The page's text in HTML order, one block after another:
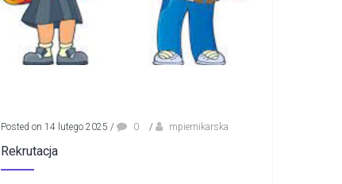
Posted on 14 lutego 2025 / 0 / mpiernikarska
Rekrutacja